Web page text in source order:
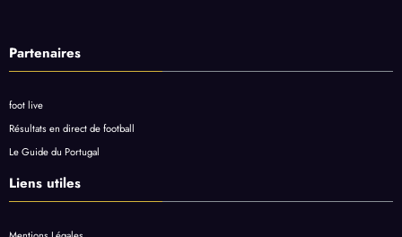
Partenaires
foot live
Résultats en direct de football
Le Guide du Portugal
Liens utiles